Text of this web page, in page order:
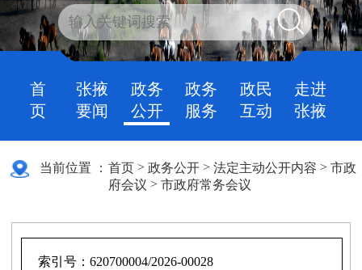
首
页
张掖
要闻
政务
公开
政务
服务
政民
互动
走进
张掖
当前位置 ： 首页 >政务公开 >法定主动公开内容 >市政
府会议 >市政府常务会议
索引号：620700004/2026-00028